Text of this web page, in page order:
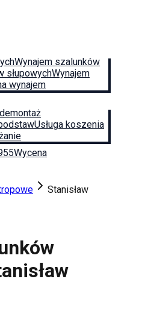
Wynajem szalunków
słupowychWynajem
wynajem
Usługa koszenia
Wycena
Stanisław